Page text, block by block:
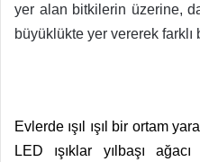
yer alan bitkilerin üzerine,
büyüklükte yer vererek
Evlerde ışıl ışıl bir ortam
LED ışıklar yılbaşı